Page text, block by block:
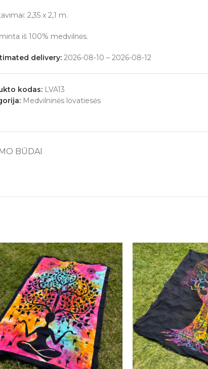
2,35 x 2,1 m.
iš 100% medvilnės.
delivery:2026-08-10 – 2026-08-12
kodas: LVA13
Medvilninės lovatiesės
BŪDAI